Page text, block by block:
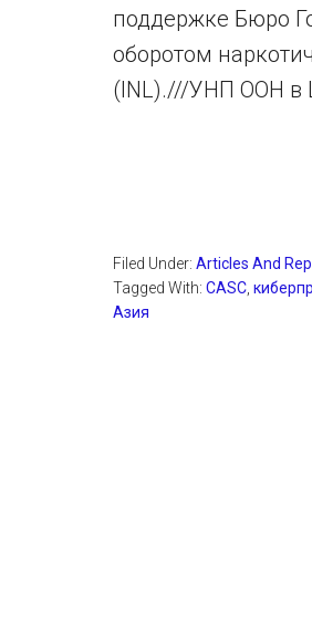
поддержке Бюро
оборотом
(INL).///УНП ООН в
Filed Under: Articles And
Tagged With: CASC
Азия